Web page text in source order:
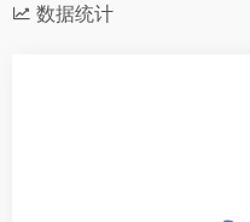
数据统计